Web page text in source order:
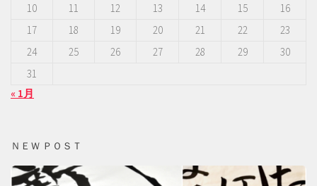
10
11 12 13 14 15
16
17
18 19 20 21 22
23
24
25 26 27 28 29
30
31
« 1月
ＮＥＷ ＰＯＳＴ